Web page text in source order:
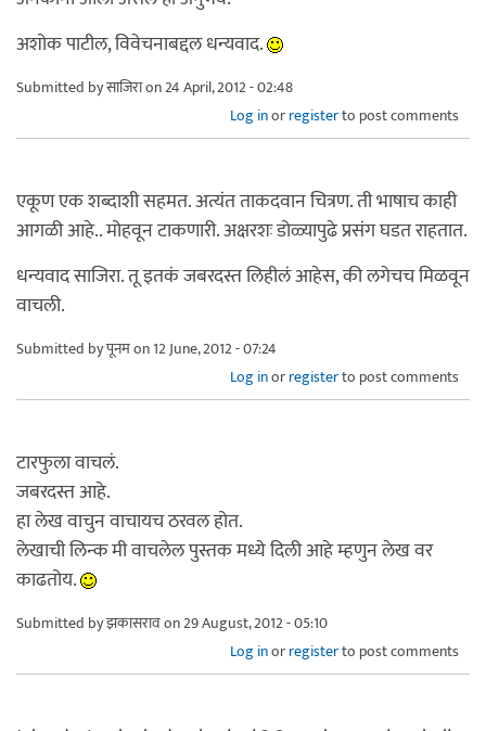
अशोक पाटील, विवेचनाबद्दल धन्यवाद.
Submitted byसाजिराon 24 April, 2012 - 02:48
Log inorregisterto post comments
एकूण एक शब्दाशी सहमत. अत्यंत ताकदवान चित्रण. ती भाषाच काही
आगळी आहे.. मोहवून टाकणारी. अक्षरशः डोळ्यापुढे प्रसंग घडत राहतात.
धन्यवाद साजिरा. तू इतकं जबरदस्त लिहीलं आहेस, की लगेचच मिळवून
वाचली.
Submitted byपूनमon 12 June, 2012 - 07:24
Log inorregisterto post comments
टारफुला वाचलं.
जबरदस्त आहे.
हा लेख वाचुन वाचायच ठरवल होत.
लेखाची लिन्क मी वाचलेल पुस्तक मध्ये दिली आहे म्हणुन लेख वर
काढतोय.
Submitted byझकासरावon 29 August, 2012 - 05:10
Log inorregisterto post comments